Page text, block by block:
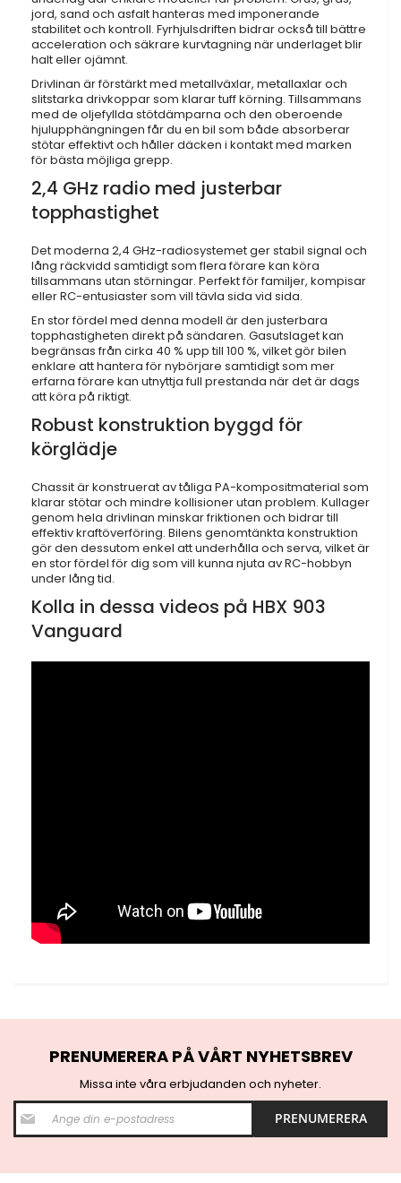
jord, sand och asfalt hanteras med imponerande
stabilitet och kontroll. Fyrhjulsdriften bidrar också till bättre
acceleration och säkrare kurvtagning när underlaget blir
halt eller ojämnt.
Drivlinan är förstärkt med metallväxlar, metallaxlar och
slitstarka drivkoppar som klarar tuff körning. Tillsammans
med de oljefyllda stötdämparna och den oberoende
hjulupphängningen får du en bil som både absorberar
stötar effektivt och håller däcken i kontakt med marken
för bästa möjliga grepp.
2,4 GHz radio med justerbar
topphastighet
Det moderna 2,4 GHz-radiosystemet ger stabil signal och
lång räckvidd samtidigt som flera förare kan köra
tillsammans utan störningar. Perfekt för familjer, kompisar
eller RC-entusiaster som vill tävla sida vid sida.
En stor fördel med denna modell är den justerbara
topphastigheten direkt på sändaren. Gasutslaget kan
begränsas från cirka 40 % upp till 100 %, vilket gör bilen
enklare att hantera för nybörjare samtidigt som mer
erfarna förare kan utnyttja full prestanda när det är dags
att köra på riktigt.
Robust konstruktion byggd för
körglädje
Chassit är konstruerat av tåliga PA-kompositmaterial som
klarar stötar och mindre kollisioner utan problem. Kullager
genom hela drivlinan minskar friktionen och bidrar till
effektiv kraftöverföring. Bilens genomtänkta konstruktion
gör den dessutom enkel att underhålla och serva, vilket är
en stor fördel för dig som vill kunna njuta av RC-hobbyn
under lång tid.
Kolla in dessa videos på HBX 903
Vanguard
PRENUMERERA PÅ VÅRT NYHETSBREV
Missa inte våra erbjudanden och nyheter.
S
i
g
PRENUMERERA